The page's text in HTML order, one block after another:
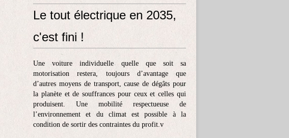
Le tout électrique en 2035,
c'est fini !
Une voiture individuelle quelle que soit sa
motorisation restera, toujours d’avantage que
d’autres moyens de transport, cause de dégâts pour
la planète et de souffrances pour ceux et celles qui
produisent. Une mobilité respectueuse de
l’environnement et du climat est possible à la
condition de sortir des contraintes du profit.v